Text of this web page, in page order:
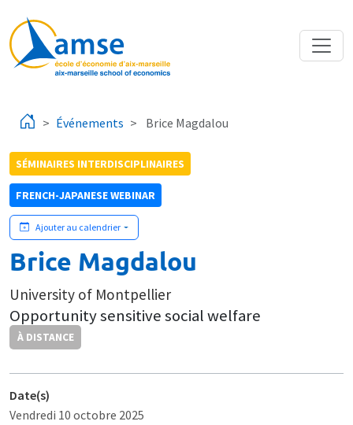
Événements Brice Magdalou
SÉMINAIRES INTERDISCIPLINAIRES
FRENCH-JAPANESE WEBINAR
Ajouter au calendrier
Brice Magdalou
University of Montpellier
Opportunity sensitive social welfare
À DISTANCE
Date(s)
Vendredi 10 octobre 2025